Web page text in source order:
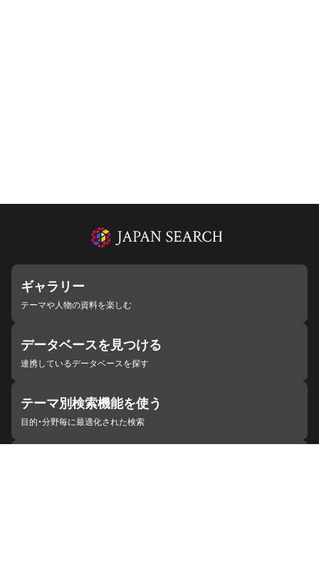
ギャラリー
テーマや人物の資料を楽しむ
データベースを見つける
連携しているデータベースを探す
テーマ別検索機能を使う
目的・分野毎に最適化された検索